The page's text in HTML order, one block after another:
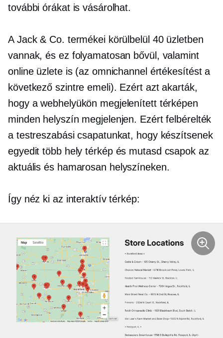
további órákat is vásárolhat.
A Jack & Co. termékei körülbelül 40 üzletben
vannak, és ez folyamatosan bővül, valamint
online üzlete is (az omnichannel értékesítést a
következő szintre emeli). Ezért azt akarták,
hogy a webhelyükön megjelenített térképen
minden helyszín megjelenjen. Ezért felbérelték
a testreszabási csapatunkat, hogy készítsenek
egyedittöbb hely térkép és mutasd csapok az
aktuális és hamarosan helyszíneken.
Így néz ki az interaktív térkép: